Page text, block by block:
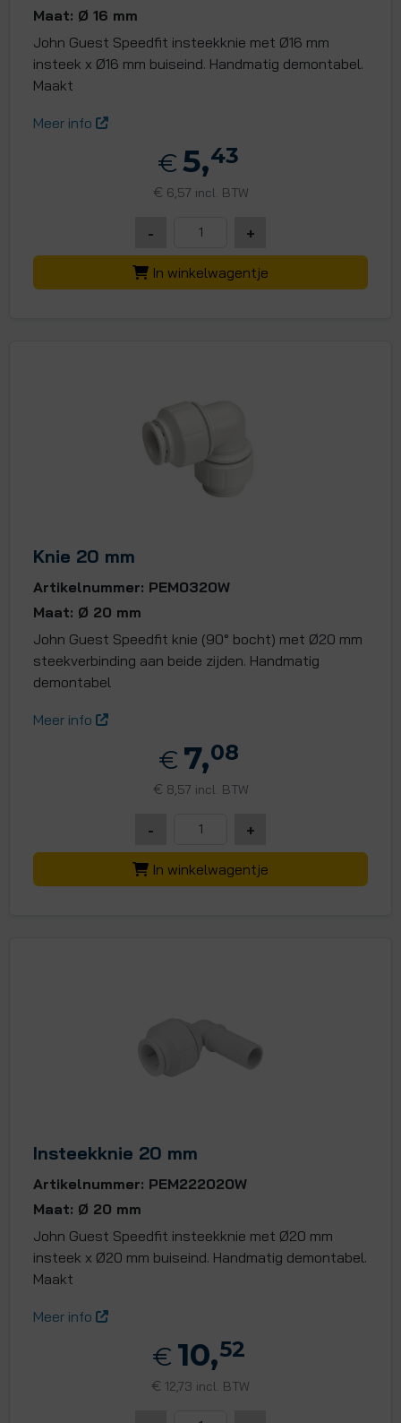
Maat: Ø 16 mm
John Guest Speedfit insteekknie met Ø16 mm
insteek x Ø16 mm buiseind. Handmatig demontabel.
Maakt
Meer info
€ 5,43
€ 6,57 incl. BTW
- +
In winkelwagentje
Knie 20 mm
Artikelnummer: PEM0320W
Maat: Ø 20 mm
John Guest Speedfit knie (90° bocht) met Ø20 mm
steekverbinding aan beide zijden. Handmatig
demontabel
Meer info
€ 7,08
€ 8,57 incl. BTW
- +
In winkelwagentje
Insteekknie 20 mm
Artikelnummer: PEM222020W
Maat: Ø 20 mm
John Guest Speedfit insteekknie met Ø20 mm
insteek x Ø20 mm buiseind. Handmatig demontabel.
Maakt
Meer info
€ 10,52
€ 12,73 incl. BTW